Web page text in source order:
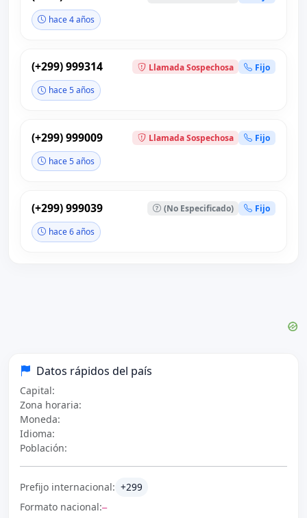
hace 4 años
(+299) 999314 Llamada Sospechosa Fijo
hace 5 años
(+299) 999009 Llamada Sospechosa Fijo
hace 5 años
(+299) 999039 (No Especificado) Fijo
hace 6 años
Datos rápidos del país
Capital:
Zona horaria:
Moneda:
Idioma:
Población:
Prefijo internacional: +299
Formato nacional:—